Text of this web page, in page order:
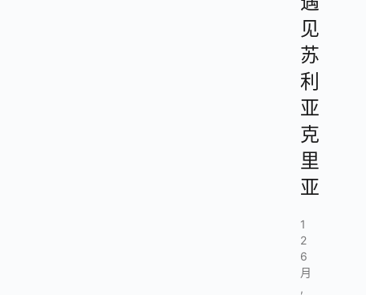
见
苏
利
亚
克
里
亚
1
2
6
月
,